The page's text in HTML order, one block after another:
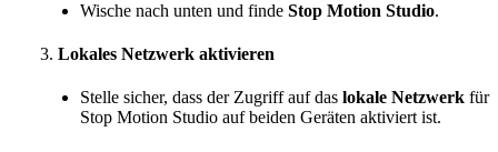
Wische nach unten und finde Stop Motion Studio.
Lokales Netzwerk aktivieren
Stelle sicher, dass der Zugriff auf das lokale Netzwerk für
Stop Motion Studio auf beiden Geräten aktiviert ist.